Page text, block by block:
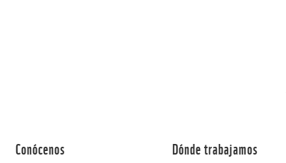
Conócenos Dónde trabajamos